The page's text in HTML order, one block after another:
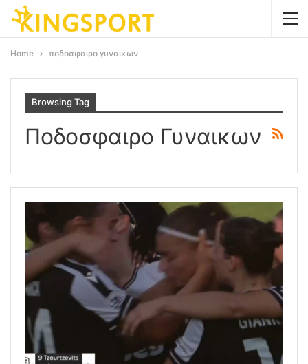
Home ποδοσφαιρο γυναικων
Browsing Tag
Ποδοσφαιρο Γυναικων